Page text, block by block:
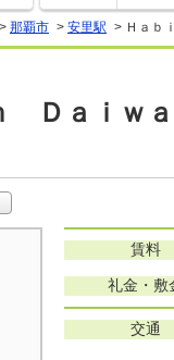
> 那覇市 > 安里駅 > Ｈａｂ
Ｄａｉｗ
賃料
礼金・敷
交通